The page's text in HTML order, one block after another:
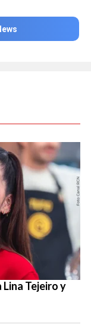
Tejeiro y